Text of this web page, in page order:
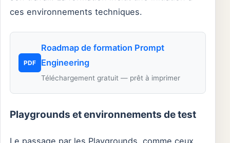
ces environnements techniques.
PDF
Roadmap de formation Prompt
Engineering
Téléchargement gratuit — prêt à imprimer
Playgrounds et environnements de test